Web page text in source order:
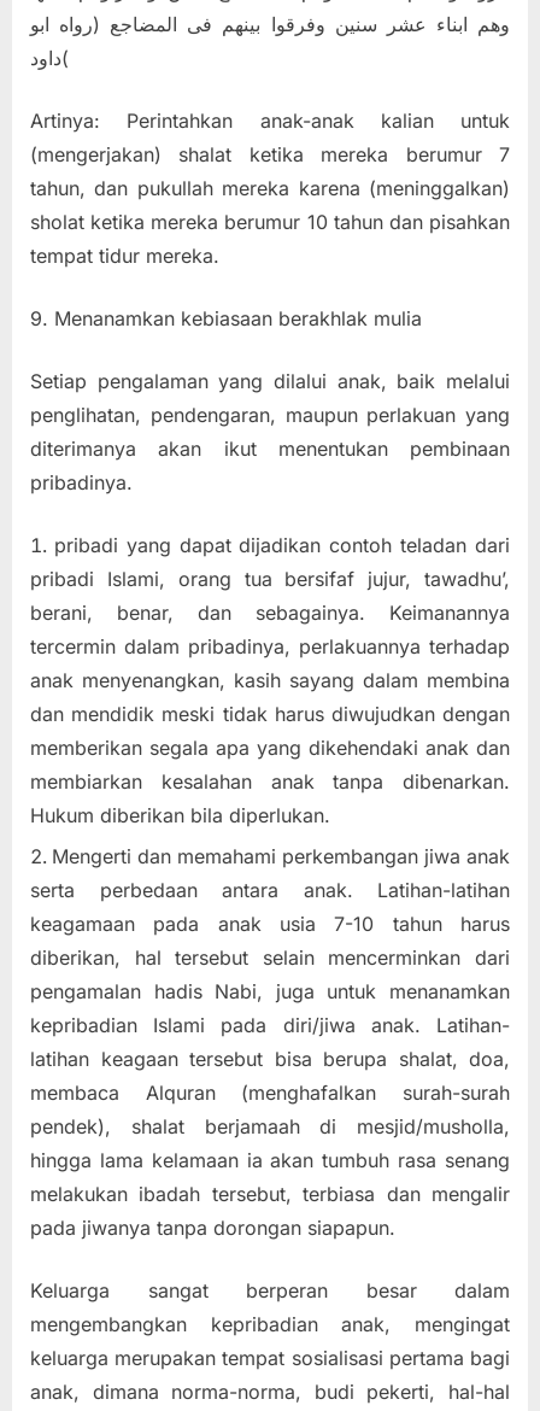
وهم ابناء عشر سنين وفرقوا بينهم فى المضاجع (رواه ابو
داود(
Artinya: Perintahkan anak-anak kalian untuk
(mengerjakan) shalat ketika mereka berumur 7
tahun, dan pukullah mereka karena (meninggalkan)
sholat ketika mereka berumur 10 tahun dan pisahkan
tempat tidur mereka.
9. Menanamkan kebiasaan berakhlak mulia
Setiap pengalaman yang dilalui anak, baik melalui
penglihatan, pendengaran, maupun perlakuan yang
diterimanya akan ikut menentukan pembinaan
pribadinya.
pribadi yang dapat dijadikan contoh teladan dari
pribadi Islami, orang tua bersifaf jujur, tawadhu’,
berani, benar, dan sebagainya. Keimanannya
tercermin dalam pribadinya, perlakuannya terhadap
anak menyenangkan, kasih sayang dalam membina
dan mendidik meski tidak harus diwujudkan dengan
memberikan segala apa yang dikehendaki anak dan
membiarkan kesalahan anak tanpa dibenarkan.
Hukum diberikan bila diperlukan.
Mengerti dan memahami perkembangan jiwa anak
serta perbedaan antara anak. Latihan-latihan
keagamaan pada anak usia 7-10 tahun harus
diberikan, hal tersebut selain mencerminkan dari
pengamalan hadis Nabi, juga untuk menanamkan
kepribadian Islami pada diri/jiwa anak. Latihan-
latihan keagaan tersebut bisa berupa shalat, doa,
membaca Alquran (menghafalkan surah-surah
pendek), shalat berjamaah di mesjid/musholla,
hingga lama kelamaan ia akan tumbuh rasa senang
melakukan ibadah tersebut, terbiasa dan mengalir
pada jiwanya tanpa dorongan siapapun.
Keluarga sangat berperan besar dalam
mengembangkan kepribadian anak, mengingat
keluarga merupakan tempat sosialisasi pertama bagi
anak, dimana norma-norma, budi pekerti, hal-hal